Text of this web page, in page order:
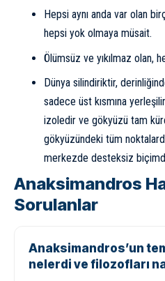
Hepsi aynı anda var olan
hepsi yok olmaya müsait.
Ölümsüz ve yıkılmaz olan,
Dünya silindiriktir,
sadece üst kısmına
izoledir ve gökyüzü tam
gökyüzündeki tüm
merkezde desteksiz
Anaksimandros
Sorulanlar
Anaksimandros’un
nelerdi ve filozofları